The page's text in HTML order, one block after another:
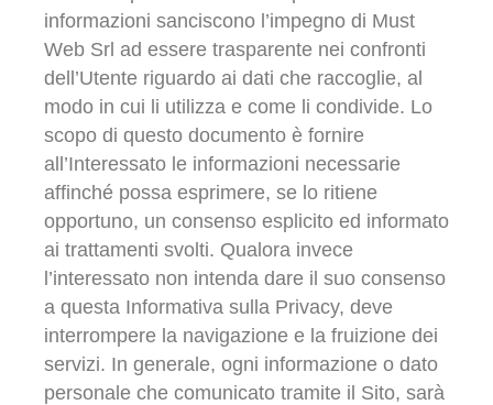
informazioni sanciscono l’impegno di Must
Web Srl ad essere trasparente nei confronti
dell’Utente riguardo ai dati che raccoglie, al
modo in cui li utilizza e come li condivide. Lo
scopo di questo documento è fornire
all’Interessato le informazioni necessarie
affinché possa esprimere, se lo ritiene
opportuno, un consenso esplicito ed informato
ai trattamenti svolti. Qualora invece
l’interessato non intenda dare il suo consenso
a questa Informativa sulla Privacy, deve
interrompere la navigazione e la fruizione dei
servizi. In generale, ogni informazione o dato
personale che comunicato tramite il Sito, sarà